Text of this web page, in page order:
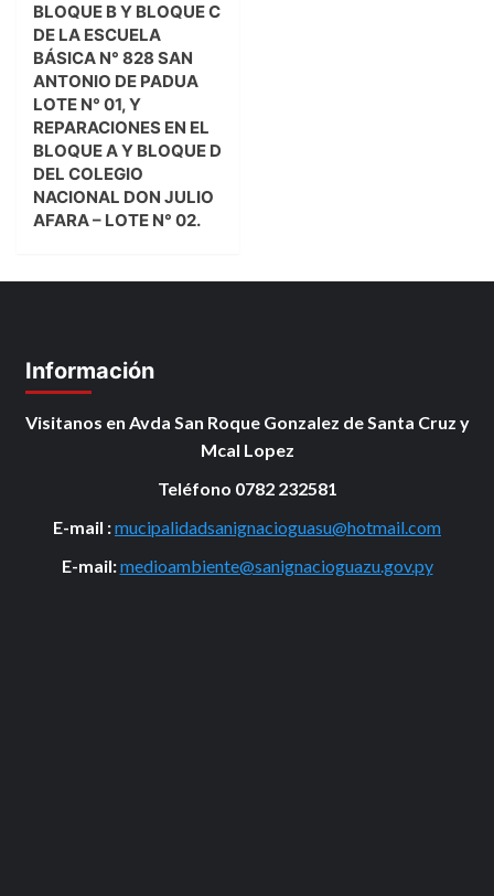
BLOQUE B Y BLOQUE C
DE LA ESCUELA
BÁSICA N° 828 SAN
ANTONIO DE PADUA
LOTE N° 01, Y
REPARACIONES EN EL
BLOQUE A Y BLOQUE D
DEL COLEGIO
NACIONAL DON JULIO
AFARA – LOTE N° 02.
Información
Visitanos en Avda San Roque Gonzalez de Santa Cruz y
Mcal Lopez
Teléfono 0782 232581
E-mail :mucipalidadsanignacioguasu@hotmail.com
E-mail:medioambiente@sanignacioguazu.gov.py